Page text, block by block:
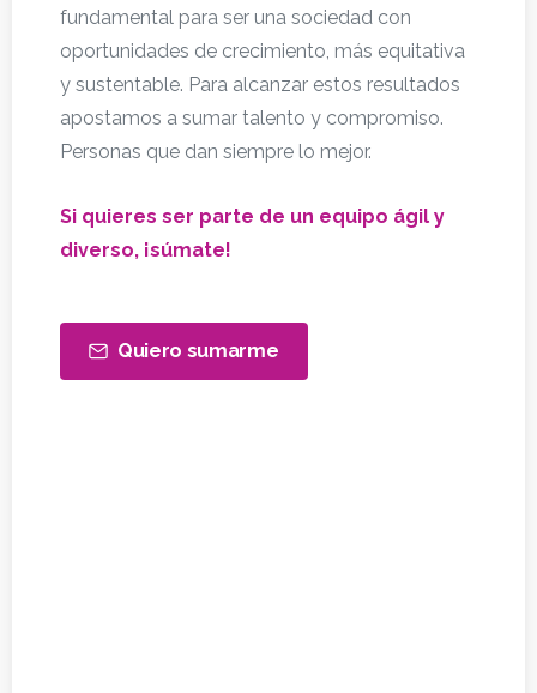
fundamental para ser una sociedad con
oportunidades de crecimiento, más equitativa
y sustentable. Para alcanzar estos resultados
apostamos a sumar talento y compromiso.
Personas que dan siempre lo mejor.
Si quieres ser parte de un equipo ágil y
diverso, ¡súmate!
Quiero sumarme